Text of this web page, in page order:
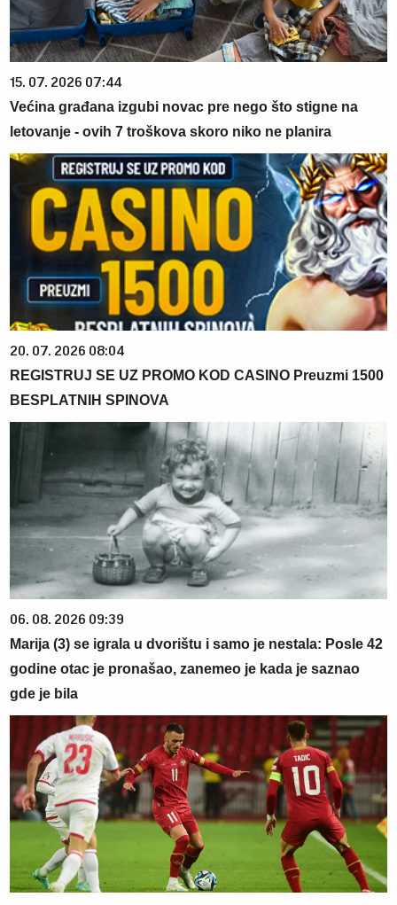
15. 07. 2026 07:44
Većina građana izgubi novac pre nego što stigne na
letovanje - ovih 7 troškova skoro niko ne planira
20. 07. 2026 08:04
REGISTRUJ SE UZ PROMO KOD CASINO Preuzmi 1500
BESPLATNIH SPINOVA
06. 08. 2026 09:39
Marija (3) se igrala u dvorištu i samo je nestala: Posle 42
godine otac je pronašao, zanemeo je kada je saznao
gde je bila